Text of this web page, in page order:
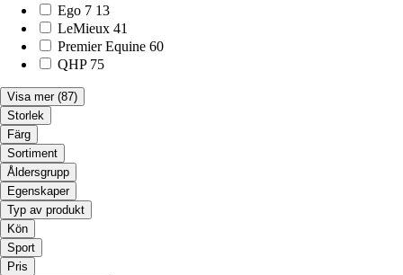
Ego 7 13
LeMieux 41
Premier Equine 60
QHP 75
Visa mer (87)
Storlek
Färg
Sortiment
Åldersgrupp
Egenskaper
Typ av produkt
Kön
Sport
Pris